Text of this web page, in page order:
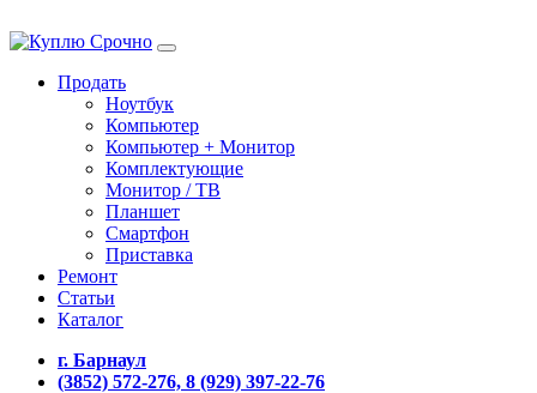
Продать
Ноутбук
Компьютер
Компьютер + Монитор
Комплектующие
Монитор / ТВ
Планшет
Смартфон
Приставка
Ремонт
Статьи
Каталог
г. Барнаул
(3852) 572-276, 8 (929) 397-22-76